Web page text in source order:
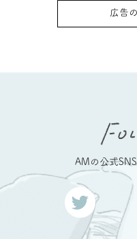
広告
AMの公式